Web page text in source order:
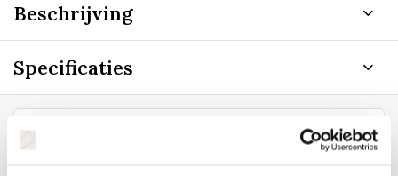
Beschrijving
Specificaties
Staat uw plantsoort of maat er niet